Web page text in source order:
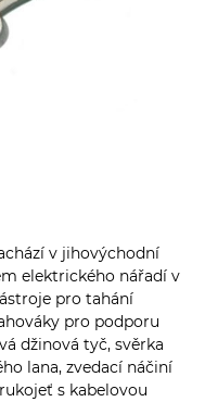
v jihovýchodní
elektrického nářadí v
pro tahání
pro podporu
džinová tyč, svěrka
lana, zvedací náčiní
s kabelovou